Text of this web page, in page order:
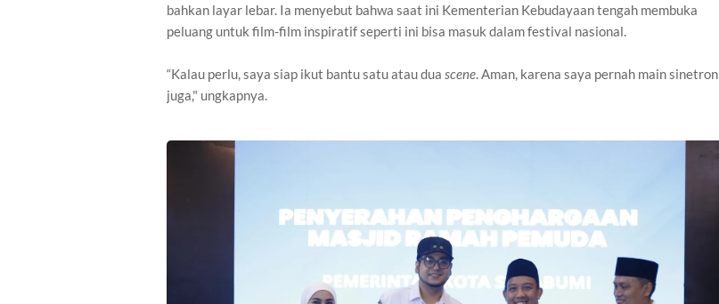
bahkan layar lebar. Ia menyebut bahwa saat ini Kementerian Kebudayaan tengah membuka
peluang untuk film-film inspiratif seperti ini bisa masuk dalam festival nasional.
“Kalau perlu, saya siap ikut bantu satu atau dua scene. Aman, karena saya pernah main sinetron
juga," ungkapnya.